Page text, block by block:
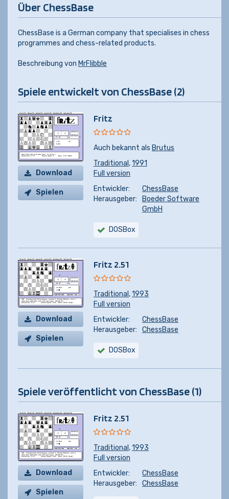
Über ChessBase
ChessBase is a German company that specialises in chess
programmes and chess-related products.
Beschreibung von MrFlibble
Spiele entwickelt von ChessBase (2)
Download
Spielen
Fritz
Auch bekannt als Brutus
Traditional ,1991
Full version
Entwickler:
ChessBase
Herausgeber:
Boeder Software
GmbH
DOSBox
Download
Spielen
Fritz 2.51
Traditional ,1993
Full version
Entwickler:
ChessBase
Herausgeber:
ChessBase
DOSBox
Spiele veröffentlicht von ChessBase (1)
Download
Spielen
Fritz 2.51
Traditional ,1993
Full version
Entwickler:
ChessBase
Herausgeber:
ChessBase